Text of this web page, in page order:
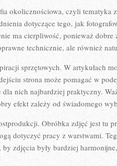
okolicznościowa, czyli
dotyczące tego, jak
ma cierpliwość, ponieważ
technicznie, ale również
sprzętowych. W artykułach
strona może pomagać w
dla nich najbardziej praktyczny.
efekt zależy od świadomego
Obróbka zdjęć jest tu
dotyczyć pracy z warstwami.
zdjęcia były bardziej